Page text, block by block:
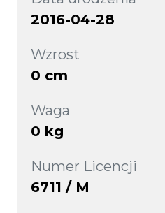
2016-04-28
Wzrost
0 cm
Waga
0 kg
Numer Licencji
6711 / M